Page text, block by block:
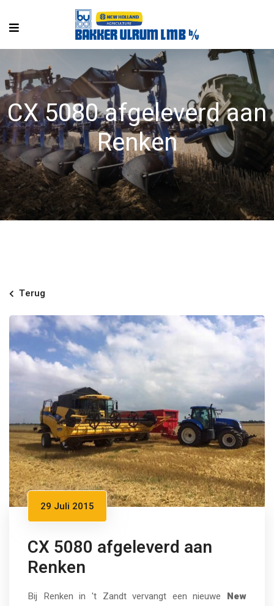
CX 5080 afgeleverd aan
Renken
Terug
29 Juli 2015
CX 5080 afgeleverd aan
Renken
Bij Renken in 't Zandt vervangt een nieuwe New